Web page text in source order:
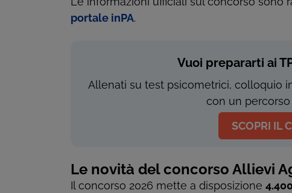
portale inPA.
Vuoi prepararti ai
Allenati su test psicometrici, colloquio
con un
SCOPRI IL
Le novità del concorso Allievi
Il concorso 2026 mette a disposizione